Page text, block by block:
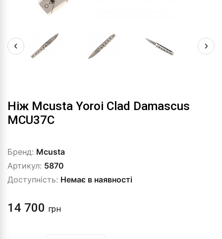
Ніж Mcusta Yoroi Clad Damascus
MCU37C
Бренд: Mcusta
Артикул: 5870
Доступність: Немає в наявності
14 700 грн